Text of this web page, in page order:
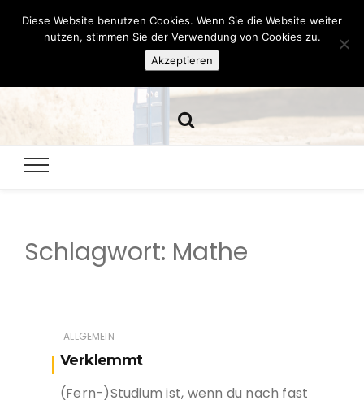
Hazamelistan
Schlagwort: Mathe
ALLGEMEIN
Verklemmt
(Fern-)Studium ist, wenn du nach fast
Diese Website benutzen Cookies. Wenn Sie die Website weiter
nutzen, stimmen Sie der Verwendung von Cookies zu.
Akzeptieren